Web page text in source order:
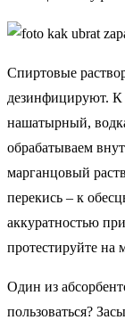
Спиртовые
дезинфицируют. К
нашатырный,
обрабатываем
марганцовый
перекись – к
аккуратностью
протестируйте на
Один из
пользоваться?